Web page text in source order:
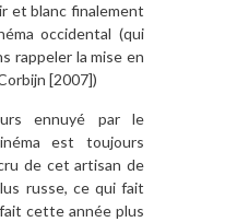
et blanc finalement
occidental (qui
rappeler la mise en
[2007])
ennuyé par le
est toujours
de cet artisan de
russe, ce qui fait
fait cette année plus